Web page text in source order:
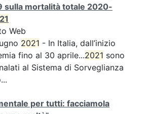
sulla mortalità totale 2020-
Web
2021 - In Italia, dall’inizio
fino al 30 aprile...2021 sono
al Sistema di Sorveglianza
per tutti: facciamola